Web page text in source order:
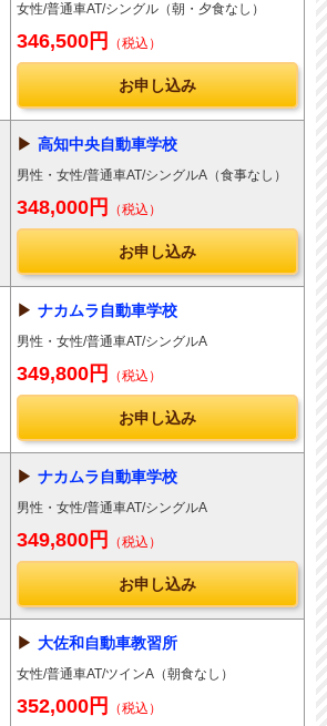
女性/普通車AT/シングル（朝・夕食なし）
346,500円 （税込）
お申し込み
高知中央自動車学校
男性・女性/普通車AT/シングルA（食事なし）
348,000円 （税込）
お申し込み
ナカムラ自動車学校
男性・女性/普通車AT/シングルA
349,800円 （税込）
お申し込み
ナカムラ自動車学校
男性・女性/普通車AT/シングルA
349,800円 （税込）
お申し込み
大佐和自動車教習所
女性/普通車AT/ツインA（朝食なし）
352,000円 （税込）